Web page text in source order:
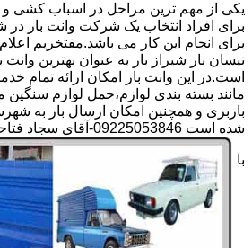
یکی از مهم ترین مراحل در اسباب کشی
برای افراد انتخاب یک شرکت وانت بار در
برای انجام این کار می باشد.مفتخریم
نیسان بار شیراز بار به عنوان بهترین
است.در این وانت بار امکان ارائه تمام
مانند بسته بندی لوازم،حمل لوازم سنگین
باربری و همچنین امکان ارسال بار به
شده است 09225053846-آقای سجاد فتاحی.
با